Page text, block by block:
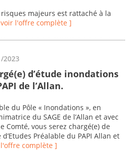
majeurs est rattaché à la
l'offre complète ]
2023
d’étude inondations
de l’Allan.
du Pôle « Inondations », en
du SAGE de l’Allan et avec
Comté, vous serez chargé(e) de
Préalable du PAPI Allan et
complète ]